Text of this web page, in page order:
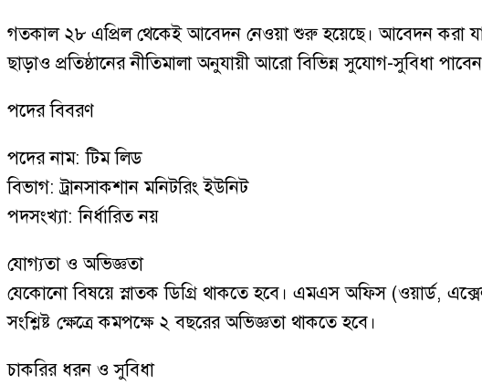
গতকাল ২৮ এপ্রিল থেকেই আবেদন নেওয়া শুরু হয়েছে। আবেদন করা যাবে
ছাড়াও প্রতিষ্ঠানের নীতিমালা অনুযায়ী আরো বিভিন্ন সুযোগ-সুবিধা
পদের বিবরণ
পদের নাম: টিম লিড
বিভাগ: ট্রানসাকশান মনিটরিং ইউনিট
পদসংখ্যা: নির্ধারিত নয়
যোগ্যতা ও অভিজ্ঞতা
যেকোনো বিষয়ে স্নাতক ডিগ্রি থাকতে হবে। এমএস অফিস (ওয়ার্ড,
সংশ্লিষ্ট ক্ষেত্রে কমপক্ষে ২ বছরের অভিজ্ঞতা থাকতে হবে।
চাকরির ধরন ও সুবিধা